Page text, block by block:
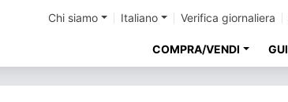
Chi siamo Italiano Verifica giornaliera
COMPRA/VENDI